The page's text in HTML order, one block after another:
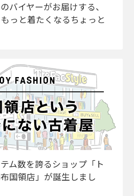
バイヤーがお届けする、
っと着たくなるちょっと
ム数を誇るショップ「ト
国領店」が誕生しまし